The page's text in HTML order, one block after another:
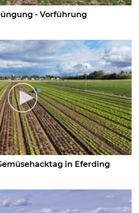
- Vorführung
in Eferding